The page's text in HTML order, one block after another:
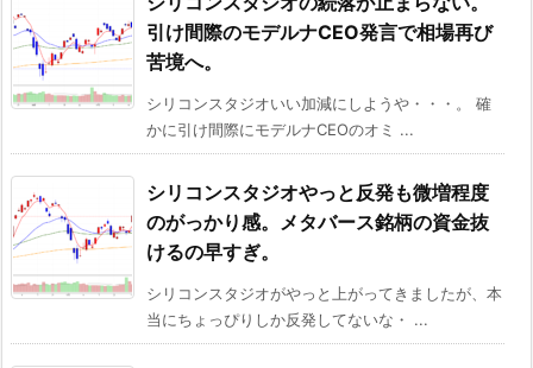
引け間際のモデルナCEO発言で相場再び
苦境へ。
シリコンスタジオいい加減にしようや・・・。 確
かに引け間際にモデルナCEOのオミ ...
シリコンスタジオやっと反発も微増程度
のがっかり感。メタバース銘柄の資金抜
けるの早すぎ。
シリコンスタジオがやっと上がってきましたが、本
当にちょっぴりしか反発してないな・ ...